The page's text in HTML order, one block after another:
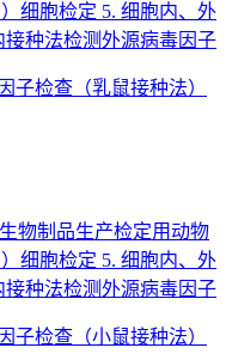
细胞检定 5. 细胞内、外
种法检测外源病毒因子
子检查（乳鼠接种法）
物制品生产检定用动物
细胞检定 5. 细胞内、外
种法检测外源病毒因子
子检查（小鼠接种法）